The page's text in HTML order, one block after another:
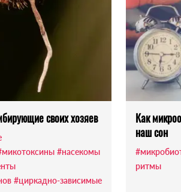
своих хозяев
#насекомы
#циркадно-зависимые
Как
наш сон
ритмы